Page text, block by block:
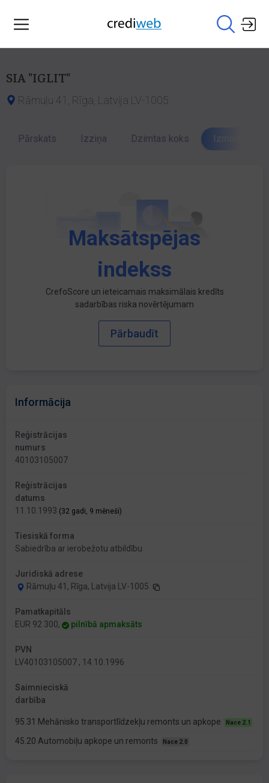
SIA "IGLIT"
Rāmuļu 41, Rīga, Latvija LV-1005
Pārskats Izziņa Dzimtas koks Izmaiņu
Maksātspējas
indekss
CrefoScore un ieteicamais maksimālais kredīts
sadarbības riska novērtējumam
Pārbaudīt
Informācija
Reģistrācijas
numurs
40103105007
Reģistrācijas
datums
11.10.1993 (32 gadi, 9 mēneši)
Tiesiskā forma
Sabiedrība ar ierobežotu atbildību
Juridiskā adrese
Rāmuļu 41, Rīga, Latvija LV-1005
Pamatkapitāls
EUR 92 300,
pilnībā apmaksāts
PVN
LV40103105007 , 14.10.1996
Saimnieciskā
darbība
95.31 Mehānisko transportlīdzekļu remonts un apkope Nace 2.1
45.20 Automobiļu apkope un remonts Nace 2.0